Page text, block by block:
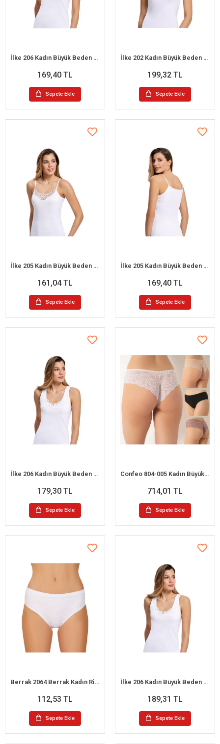
İlke 206 Kadın Büyük Beden Güpürlü Geniş Askılı Atlet XL / 44
169,40 TL
Sepete Ekle
İlke 202 Kadın Büyük Beden Biyeli Geniş Askılı Atlet 5XL / 52
199,32 TL
Sepete Ekle
İlke 205 Kadın Büyük Beden Güpürlü İp Askılı Atlet XL / 44
161,04 TL
Sepete Ekle
İlke 205 Kadın Büyük Beden Güpürlü İp Askılı Atlet 2XL / 46
169,40 TL
Sepete Ekle
İlke 206 Kadın Büyük Beden Güpürlü Geniş Askılı Atlet 2XL / 46
179,30 TL
Sepete Ekle
Confeo 804-005 Kadın Büyük Beden Dantelli Bikini Külot
714,01 TL
Sepete Ekle
Berrak 2064 Berrak Kadın Ribana Biyeli Büyük Beden Külot 3XL
112,53 TL
Sepete Ekle
İlke 206 Kadın Büyük Beden Güpürlü Geniş Askılı Atlet 3XL / 48
189,31 TL
Sepete Ekle